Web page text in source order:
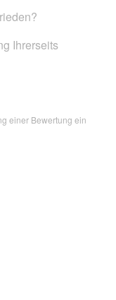
Ihrerseits
einer Bewertung ein